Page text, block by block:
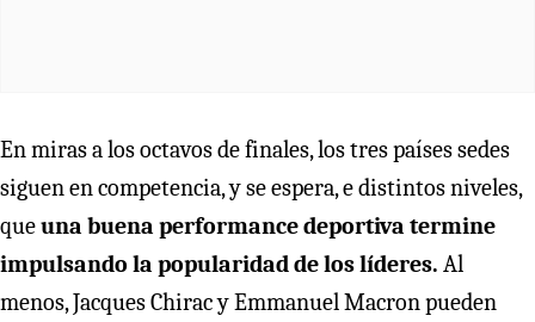
En miras a los octavos de finales, los tres países sedes
siguen en competencia, y se espera, e distintos niveles,
queuna buena performance deportiva termine
impulsando la popularidad de los líderes. Al
menos, Jacques Chirac y Emmanuel Macron pueden